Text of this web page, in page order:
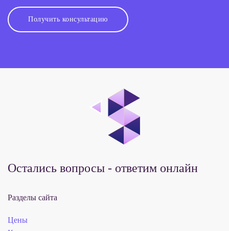
Получить консультацию
Остались вопросы - ответим онлайн
Разделы сайта
Цены